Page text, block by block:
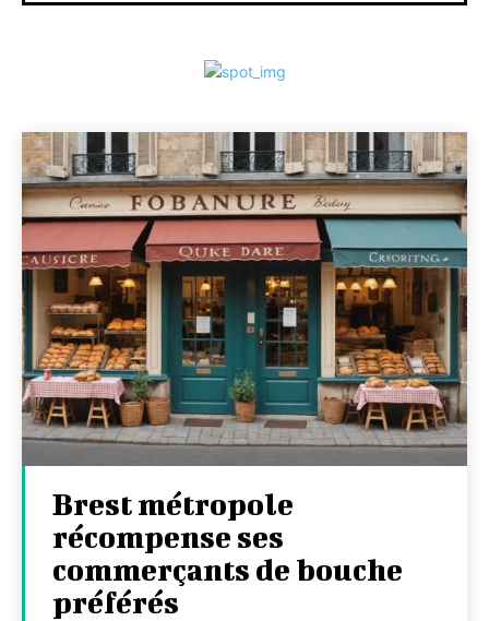
Brest métropole
récompense ses
commerçants de bouche
préférés